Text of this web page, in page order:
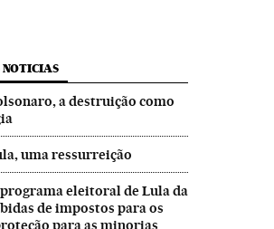
a destruição como
uma ressurreição
eleitoral de Lula da
de impostos para os
para as minorias